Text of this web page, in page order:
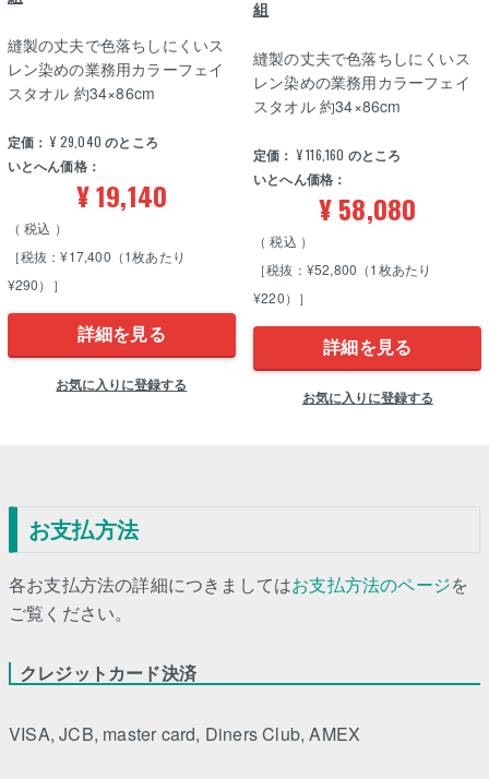
定価： ¥ 29,040 のところ
いとへん価格：
¥19,140
税込
［税抜：¥17,400（1枚あたり
¥290）］
縫製の丈夫で色落ちしにくいス
レン染めの業務用カラーフェイ
スタオル 約34×86cm
詳細を見る
お気に入りに登録する
組
定価： ¥116,160 のところ
いとへん価格：
¥58,080
税込
［税抜：¥52,800（1枚あたり
¥220）］
縫製の丈夫で色落ちしにくいス
レン染めの業務用カラーフェイ
スタオル 約34×86cm
詳細を見る
お気に入りに登録する
お支払方法
各お支払方法の詳細につきましてはお支払方法のページを
ご覧ください。
クレジットカード決済
VISA, JCB, master card, Diners Club, AMEX